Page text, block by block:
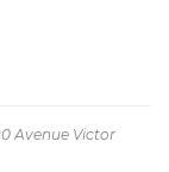
Avenue Victor